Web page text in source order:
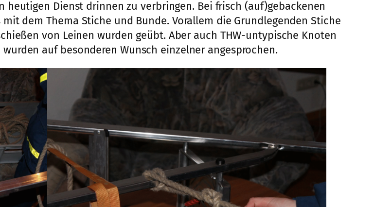
Dienst drinnen zu verbringen. Bei frisch (auf)gebackenen
dem Thema Stiche und Bunde. Vorallem die Grundlegenden Stiche
von Leinen wurden geübt. Aber auch THW-untypische Knoten
auf besonderen Wunsch einzelner angesprochen.